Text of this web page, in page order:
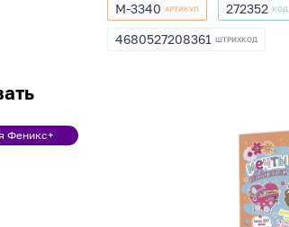
M-
3340
M-3340 АРТИКУЛ 272352
272352 КОД
4680527208361
4680527208361 ШТРИХКОД
Акция
Феникс+